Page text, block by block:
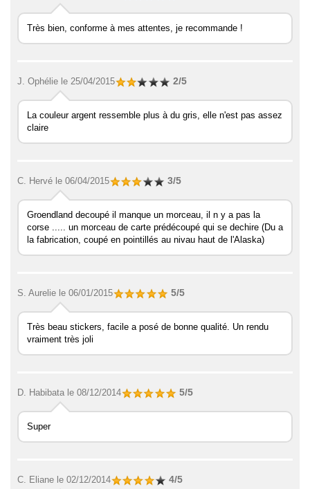
Très bien, conforme à mes attentes, je recommande !
J. Ophélie le 25/04/2015 2/5
La couleur argent ressemble plus à du gris, elle n'est pas assez
claire
C. Hervé le 06/04/2015 3/5
Groendland decoupé il manque un morceau, il n y a pas la
corse ..... un morceau de carte prédécoupé qui se dechire (Du a
la fabrication, coupé en pointillés au nivau haut de l'Alaska)
S. Aurelie le 06/01/2015 5/5
Très beau stickers, facile a posé de bonne qualité. Un rendu
vraiment très joli
D. Habibata le 08/12/2014 5/5
Super
C. Eliane le 02/12/2014 4/5